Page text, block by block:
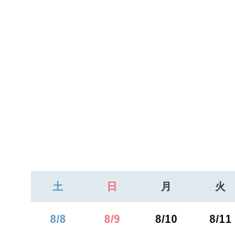
土 日 月 火
8/8 8/9 8/10 8/11